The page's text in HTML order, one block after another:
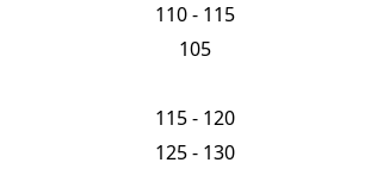
110 - 115
105
115 - 120
125 - 130